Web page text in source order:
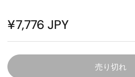
¥7,776 JPY
売り切れ